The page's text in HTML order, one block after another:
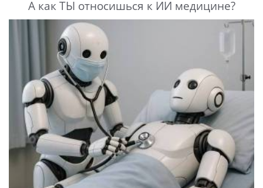
А как ТЫ относишься к ИИ медицине?